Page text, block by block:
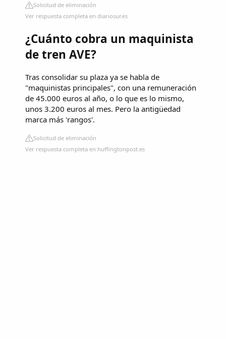
Solicitud de eliminación
Ver respuesta completa en diariosur.es
¿Cuánto cobra un maquinista
de tren AVE?
Tras consolidar su plaza ya se habla de
"maquinistas principales", con una remuneración
de 45.000 euros al año, o lo que es lo mismo,
unos 3.200 euros al mes. Pero la antigüedad
marca más 'rangos'.
Solicitud de eliminación
Ver respuesta completa en huffingtonpost.es